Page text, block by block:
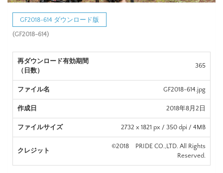
GF2018-614 ダウンロード版
(GF2018-614)
再ダウンロード有効期間
（日数）
365
ファイル名 GF2018-614.jpg
作成日 2018年8月2日
ファイルサイズ 2732 x 1821 px / 350 dpi / 4MB
クレジット
©2018 PRIDE CO.,LTD. All Rights
Reserved.